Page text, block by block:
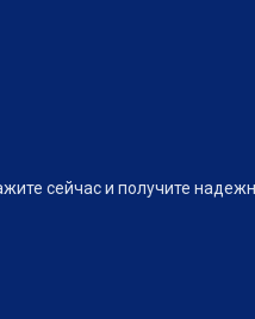
сейчас и получите